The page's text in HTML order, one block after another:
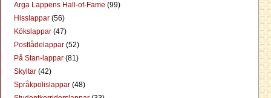
Arga Lappens Hall-of-Fame (99)
Hisslappar (56)
Kökslappar (47)
Postlådelappar (52)
På Stan-lappar (81)
Skyltar (42)
Språkpolislappar (48)